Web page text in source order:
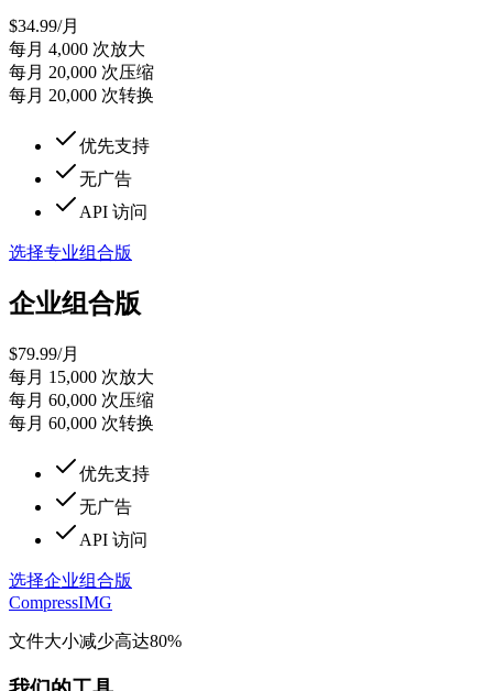
$34.99/月
每月 4,000 次放大
每月 20,000 次压缩
每月 20,000 次转换
优先支持
无广告
API 访问
选择专业组合版
企业组合版
$79.99/月
每月 15,000 次放大
每月 60,000 次压缩
每月 60,000 次转换
优先支持
无广告
API 访问
选择企业组合版
CompressIMG
文件大小减少高达80%